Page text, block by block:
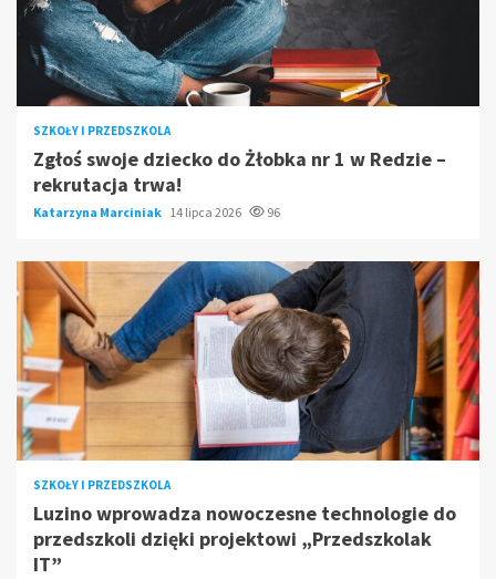
SZKOŁY I PRZEDSZKOLA
Zgłoś swoje dziecko do Żłobka nr 1 w Redzie –
rekrutacja trwa!
Katarzyna Marciniak 14 lipca 2026 96
SZKOŁY I PRZEDSZKOLA
Luzino wprowadza nowoczesne technologie do
przedszkoli dzięki projektowi „Przedszkolak
IT”